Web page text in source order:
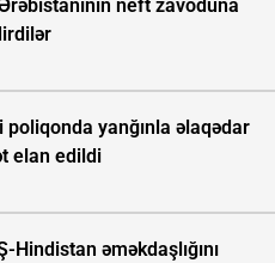
neft zavoduna
yanğınla əlaqədar
elan edildi
Hindistan əməkdaşlığını